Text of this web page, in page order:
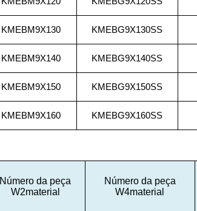
KMEBM9X130 KMEBG9X130SS
KMEBM9X140 KMEBG9X140SS
KMEBM9X150 KMEBG9X150SS
KMEBM9X160 KMEBG9X160SS
Número da peça
W2material
Número da peça
W4material